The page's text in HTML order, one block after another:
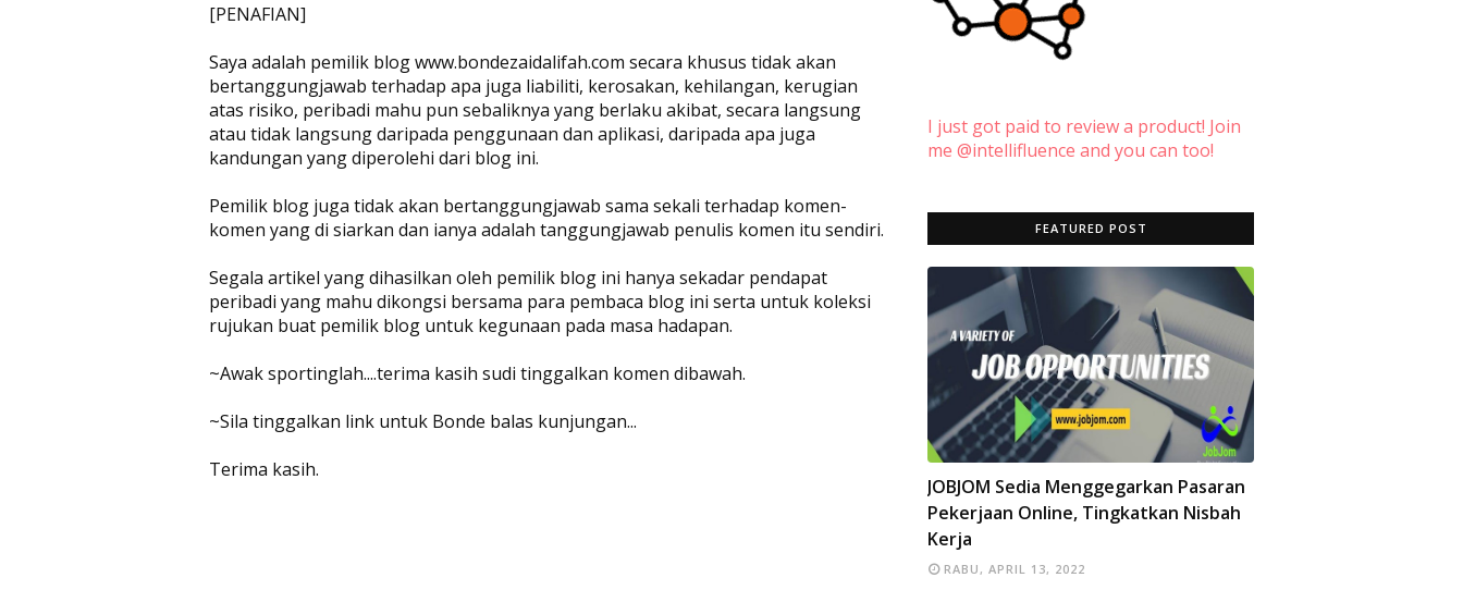
[PENAFIAN]
Saya adalah pemilik blog www.bondezaidalifah.com secara khusus tidak akan
bertanggungjawab terhadap apa juga liabiliti, kerosakan, kehilangan, kerugian
atas risiko, peribadi mahu pun sebaliknya yang berlaku akibat, secara langsung
atau tidak langsung daripada penggunaan dan aplikasi, daripada apa juga
kandungan yang diperolehi dari blog ini.
Pemilik blog juga tidak akan bertanggungjawab sama sekali terhadap komen-
komen yang di siarkan dan ianya adalah tanggungjawab penulis komen itu sendiri.
Segala artikel yang dihasilkan oleh pemilik blog ini hanya sekadar pendapat
peribadi yang mahu dikongsi bersama para pembaca blog ini serta untuk koleksi
rujukan buat pemilik blog untuk kegunaan pada masa hadapan.
~Awak sportinglah....terima kasih sudi tinggalkan komen dibawah.
~Sila tinggalkan link untuk Bonde balas kunjungan...
Terima kasih.
I just got paid to review a product! Join
me @intellifluence and you can too!
FEATURED POST
INFO
JOBJOM Sedia Menggegarkan Pasaran
Pekerjaan Online, Tingkatkan Nisbah
Kerja
RABU, APRIL 13, 2022